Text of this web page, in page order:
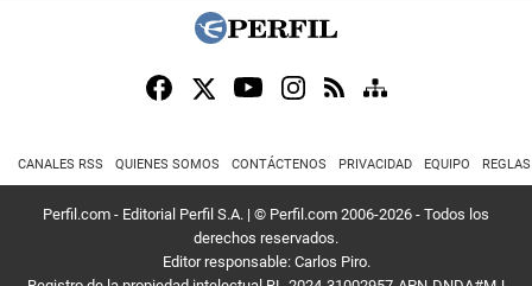
CANALES RSS QUIENES SOMOS CONTÁCTENOS PRIVACIDAD EQUIPO
Perfil.com - Editorial Perfil S.A. | © Perfil.com 2006-2026 - Todos los
derechos reservados.
Editor responsable: Carlos Piro.